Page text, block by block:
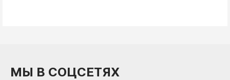
МЫ В СОЦСЕТЯХ